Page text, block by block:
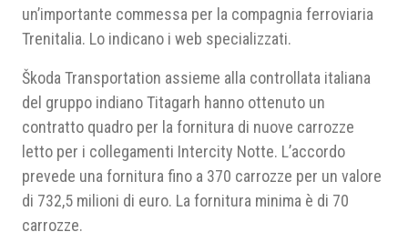
Area riservata
un’importante commessa per la compagnia ferroviaria
Trenitalia. Lo indicano i web specializzati.
Škoda Transportation assieme alla controllata italiana
del gruppo indiano Titagarh hanno ottenuto un
contratto quadro per la fornitura di nuove carrozze
letto per i collegamenti Intercity Notte. L’accordo
prevede una fornitura fino a 370 carrozze per un valore
di 732,5 milioni di euro. La fornitura minima è di 70
carrozze.